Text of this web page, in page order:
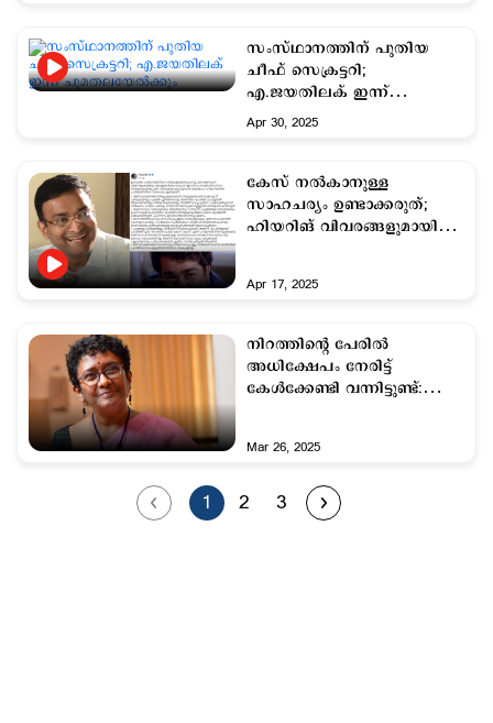
സംസ്ഥാനത്തിന് പുതിയ
ചീഫ് സെക്രട്ടറി;
എ.ജയതിലക് ഇന്ന്
ചുമതലയേല്‍ക്കും
Apr 30, 2025
കേസ് നല്‍കാനുള്ള
സാഹചര്യം ഉണ്ടാക്കരുത്;
ഹിയറിങ് വിവരങ്ങളുമായി
Apr 17, 2025
നിറത്തിന്‍റെ പേരില്‍
അധിക്ഷേപം നേരിട്ട്
കേൾക്കേണ്ടി വന്നിട്ടുണ്ട്:
Mar 26, 2025
1 2 3